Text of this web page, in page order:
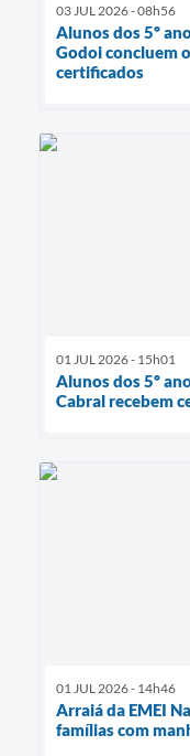
03 JUL 2026 - 08h56
Alunos dos 5º
Godoi concluem
certificados
01 JUL 2026 - 15h01
Alunos dos 5º
Cabral recebem
01 JUL 2026 - 14h46
Arraiá da EMEI
famílias com